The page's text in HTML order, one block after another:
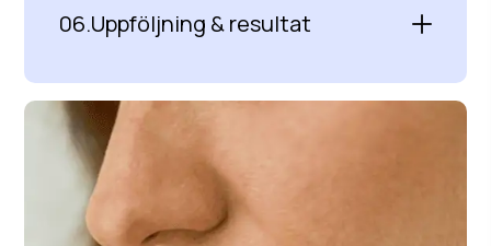
06.Uppföljning & resultat